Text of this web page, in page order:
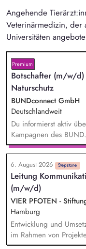
Angehende
Veterinärmedizin, der
Universitäten
Premium
Botschafter (m/w/d)
Naturschutz
BUNDconnect GmbH
Deutschlandweit
Du informierst aktiv
Kampagnen des
stärkst damit
beantwortest Fragen
bestem Wissen und
und Aktionen,
Unterschriften für
6. August 2026 Stepstone
Leitung
(m/w/d)
VIER PFOTEN -
Hamburg
Entwicklung und
im Rahmen von
Tierschutz. Aufbau